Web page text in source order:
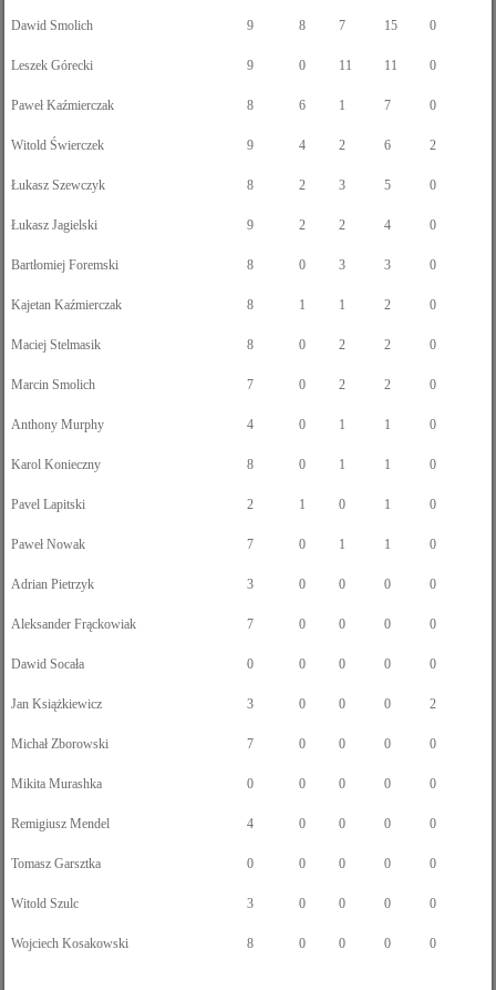
Dawid Smolich 9 8 7 15 0
Leszek Górecki 9 0 11 11 0
Paweł Kaźmierczak 8 6 1 7 0
Witold Świerczek 9 4 2 6 2
Łukasz Szewczyk 8 2 3 5 0
Łukasz Jagielski 9 2 2 4 0
Bartłomiej Foremski 8 0 3 3 0
Kajetan Kaźmierczak 8 1 1 2 0
Maciej Stelmasik 8 0 2 2 0
Marcin Smolich 7 0 2 2 0
Anthony Murphy 4 0 1 1 0
Karol Konieczny 8 0 1 1 0
Pavel Lapitski 2 1 0 1 0
Paweł Nowak 7 0 1 1 0
Adrian Pietrzyk 3 0 0 0 0
Aleksander Frąckowiak 7 0 0 0 0
Dawid Socała 0 0 0 0 0
Jan Książkiewicz 3 0 0 0 2
Michał Zborowski 7 0 0 0 0
Mikita Murashka 0 0 0 0 0
Remigiusz Mendel 4 0 0 0 0
Tomasz Garsztka 0 0 0 0 0
Witold Szulc 3 0 0 0 0
Wojciech Kosakowski 8 0 0 0 0